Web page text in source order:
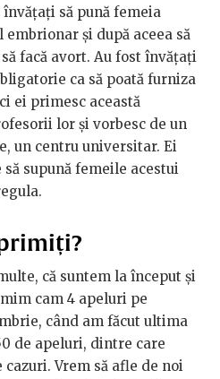
să pună femeia
și după aceea să
facă avort. Au fost învățați
ca să poată furniza
ei primesc această
lor și vorbesc de un
un centru universitar. Ei
supună femeile acestui
că suntem la început și
cam 4 apeluri pe
când am făcut ultima
de apeluri, dintre care
Vrem să afle de noi